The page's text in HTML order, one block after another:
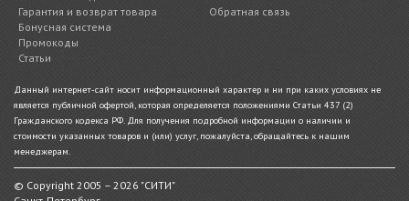
Гарантия и возврат товара
Бонусная система
Промокоды
Статьи
Обратная связь
Данный интернет-сайт носит информационный характер и ни при каких условиях не
является публичной офертой, которая определяется положениями Статьи 437 (2)
Гражданского кодекса РФ. Для получения подробной информации о наличии и
стоимости указанных товаров и (или) услуг, пожалуйста, обращайтесь к нашим
менеджерам.
© Copyright 2005 – 2026 "СИТИ"